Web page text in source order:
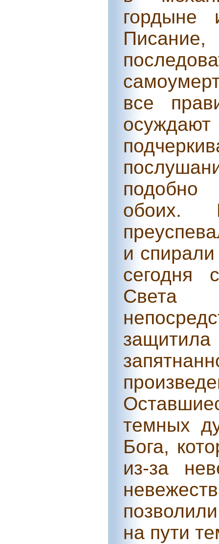
гордыне
все
обоих.
и
сегодня
Света
темных
Бога,
из-за
позволили
на пути